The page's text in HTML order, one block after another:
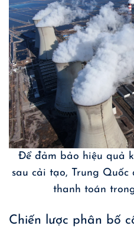
Để đảm bảo hiệu quả
sau cải tạo, Trung
thanh toán
Chiến lược phân bố